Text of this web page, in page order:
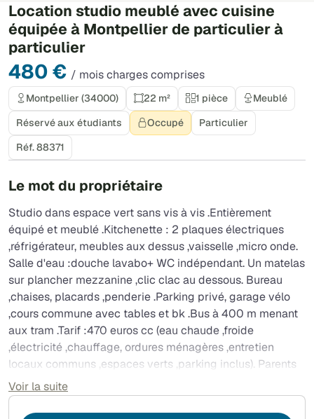
Location studio meublé avec cuisine
équipée à Montpellier de particulier à
particulier
480 € / mois charges comprises
Montpellier (34000) 22 m² 1 pièce
Meublé
Réservé aux étudiants
Occupé
Particulier
Réf. 88371
Le mot du propriétaire
Studio dans espace vert sans vis à vis .Entièrement
équipé et meublé .Kitchenette : 2 plaques électriques
,réfrigérateur, meubles aux dessus ,vaisselle ,micro onde.
Salle d'eau :douche lavabo+ WC indépendant. Un matelas
sur plancher mezzanine ,clic clac au dessous. Bureau
,chaises, placards ,penderie .Parking privé, garage vélo
,cours commune avec tables et bk .Bus à 400 m menant
aux tram .Tarif :470 euros cc (eau chaude ,froide
,électricité ,chauffage, ordures ménagères ,entretien
locaux communs ,espaces verts ,parking inclus). Parents
garants exigés .
Voir la suite